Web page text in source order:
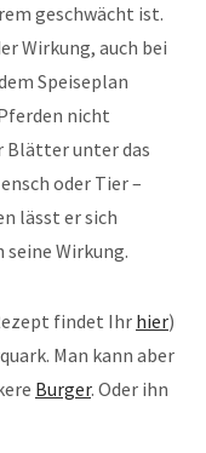
geschwächt ist.
Wirkung, auch bei
Speiseplan
nicht
Blätter unter das
oder Tier –
lässt er sich
Wirkung.
findet Ihr hier)
Man kann aber
Burger. Oder ihn